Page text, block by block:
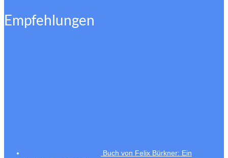
Empfehlungen
Buch von Felix Bürkner: Ein